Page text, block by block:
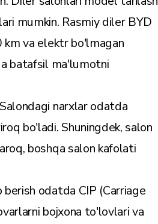
mumkin. Rasmiy diler BYD
va elektr bo'lmagan
batafsil ma'lumotni
narxlar odatda
bo'ladi. Shuningdek, salon
boshqa salon kafolati
odatda CIP (Carriage
bojxona to'lovlari va